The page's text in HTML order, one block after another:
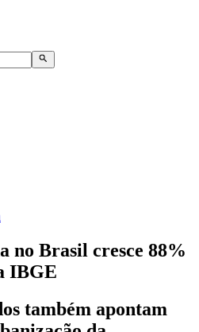
no Brasil cresce 88%
IBGE
também apontam